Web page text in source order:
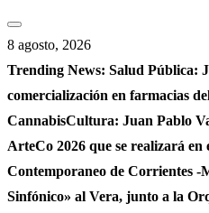
Saltar
al
contenido
8 agosto, 2026
Trending News: Salud Pública:
comercialización en farmacias
CannabisCultura: Juan Pablo
ArteCo 2026 que se realizará en
Contemporaneo de Corrientes -
Sinfónico» al Vera, junto a la